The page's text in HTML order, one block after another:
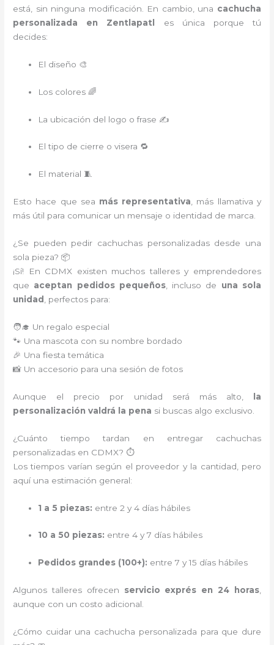
está, sin ninguna modificación. En cambio, una cachucha
personalizada en Zentlapatl
es única porque tú
decides:
El diseño 🎨
Los colores 🌈
La ubicación del logo o frase ✍️
El tipo de cierre o visera 🔁
El material 🧵
Esto hace que sea más representativa , más llamativa y
más útil para comunicar un mensaje o identidad de marca.
¿Se pueden pedir cachuchas personalizadas desde una
sola pieza? 📦
¡Sí! En CDMX existen muchos talleres y emprendedores
que aceptan pedidos pequeños, incluso de una sola
unidad
, perfectos para:
🧑‍🎓 Un regalo especial
🐾 Una mascota con su nombre bordado
🎉 Una fiesta temática
📸 Un accesorio para una sesión de fotos
Aunque el precio por unidad será más alto,
la
personalización valdrá la pena si buscas algo exclusivo.
¿Cuánto tiempo tardan en entregar cachuchas
personalizadas en CDMX? ⏱️
Los tiempos varían según el proveedor y la cantidad, pero
aquí una estimación general:
1 a 5 piezas: entre 2 y 4 días hábiles
10 a 50 piezas: entre 4 y 7 días hábiles
Pedidos grandes (100+): entre 7 y 15 días hábiles
Algunos talleres ofrecen servicio exprés en 24 horas,
aunque con un costo adicional.
¿Cómo cuidar una cachucha personalizada para que dure